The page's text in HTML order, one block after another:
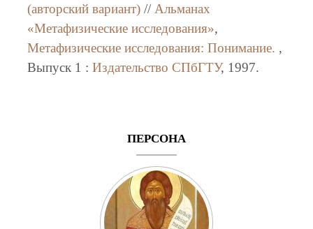
(авторский вариант)// Альманах
«Метафизические исследования»,
Метафизические исследования: Понимание. ,
Выпуск 1 : Издательство СПбГТУ, 1997.
ПЕРСОНА